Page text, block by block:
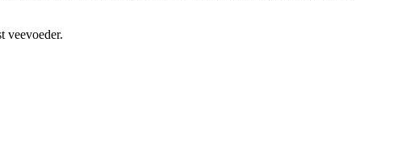
veevoeder.